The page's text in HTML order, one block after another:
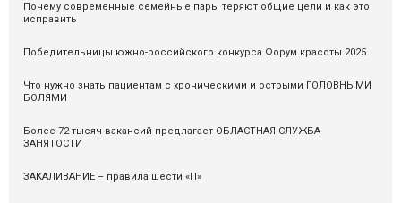
Почему современные семейные пары теряют общие цели и как это
исправить
Победительницы южно-российского конкурса Форум красоты 2025
Что нужно знать пациентам с хроническими и острыми ГОЛОВНЫМИ
БОЛЯМИ
Более 72 тысяч вакансий предлагает ОБЛАСТНАЯ СЛУЖБА
ЗАНЯТОСТИ
ЗАКАЛИВАНИЕ – правила шести «П»